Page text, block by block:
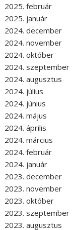
2025. február
2025. január
2024. december
2024. november
2024. október
2024. szeptember
2024. augusztus
2024. július
2024. június
2024. május
2024. április
2024. március
2024. február
2024. január
2023. december
2023. november
2023. október
2023. szeptember
2023. augusztus